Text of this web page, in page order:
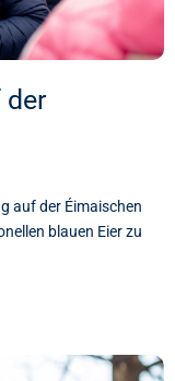
auf der Éimaischen
blauen Eier zu